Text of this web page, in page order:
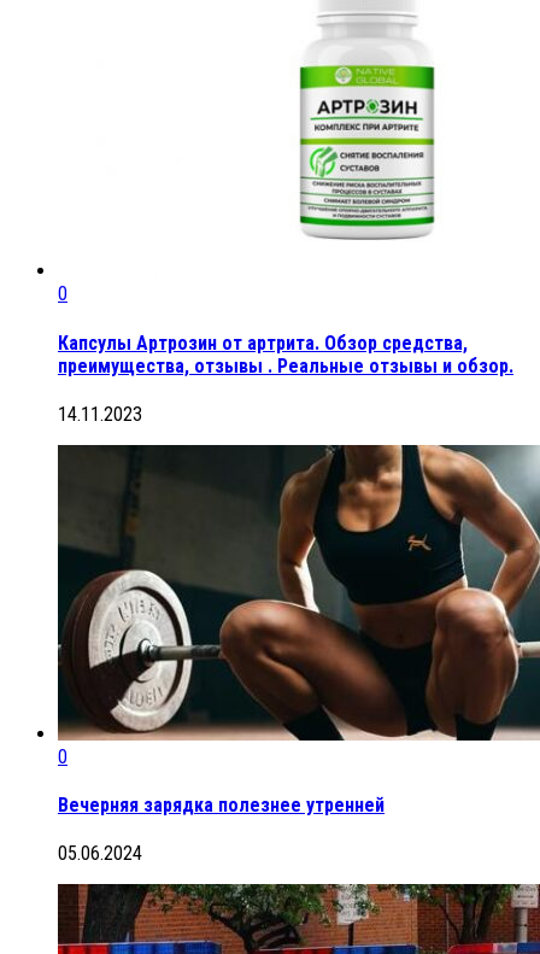
0
Капсулы Артрозин от артрита. Обзор средства,
преимущества, отзывы . Реальные отзывы и обзор.
14.11.2023
0
Вечерняя зарядка полезнее утренней
05.06.2024